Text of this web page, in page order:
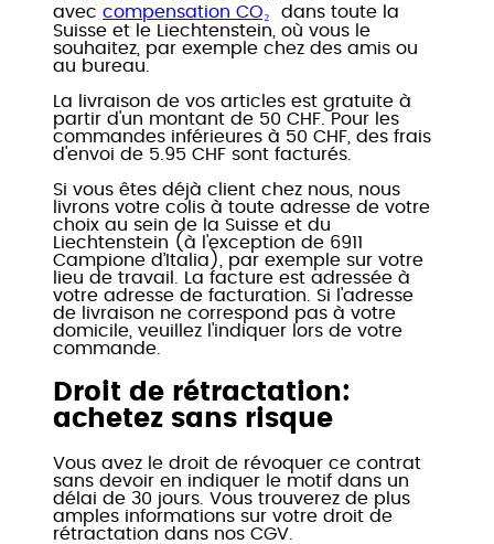
avec compensation CO₂ dans toute la
Suisse et le Liechtenstein, où vous le
souhaitez, par exemple chez des amis ou
au bureau.
La livraison de vos articles est gratuite à
partir d'un montant de 50 CHF. Pour les
commandes inférieures à 50 CHF, des frais
d'envoi de 5.95 CHF sont facturés.
Si vous êtes déjà client chez nous, nous
livrons votre colis à toute adresse de votre
choix au sein de la Suisse et du
Liechtenstein (à l'exception de 6911
Campione d’Italia), par exemple sur votre
lieu de travail. La facture est adressée à
votre adresse de facturation. Si l'adresse
de livraison ne correspond pas à votre
domicile, veuillez l'indiquer lors de votre
commande.
Droit de rétractation:
achetez sans risque
Vous avez le droit de révoquer ce contrat
sans devoir en indiquer le motif dans un
délai de 30 jours. Vous trouverez de plus
amples informations sur votre droit de
rétractation dans nos CGV.